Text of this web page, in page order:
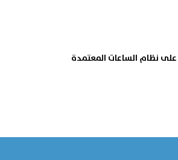
نظام الساعات المعتمدة